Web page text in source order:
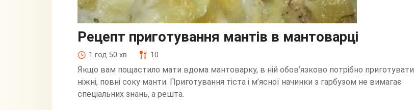
Рецепт приготування мантів в мантоварці
1 год 50 хв 10
Якщо вам пощастило мати вдома мантоварку, в ній обов’язково потрібно приготувати
ніжні, повні соку манти. Приготування тіста і м’ясної начинки з гарбузом не вимагає
спеціальних знань, а решта.